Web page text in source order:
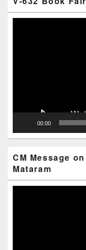
00:00
CM Message
Mataram